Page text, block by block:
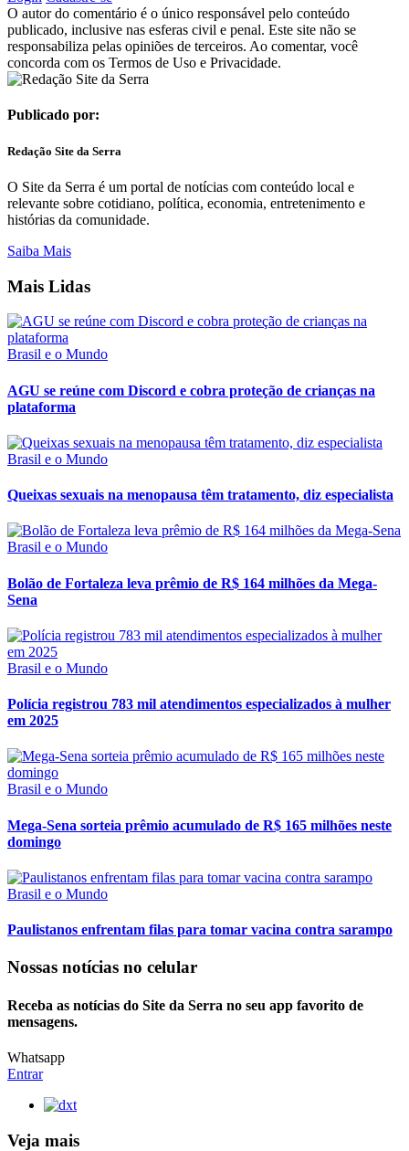
O autor do comentário é o único responsável pelo conteúdo
publicado, inclusive nas esferas civil e penal. Este site não se
responsabiliza pelas opiniões de terceiros. Ao comentar, você
concorda com os Termos de Uso e Privacidade.
Publicado por:
Redação Site da Serra
O Site da Serra é um portal de notícias com conteúdo local e
relevante sobre cotidiano, política, economia, entretenimento e
histórias da comunidade.
Saiba Mais
Mais Lidas
Brasil e o Mundo
AGU se reúne com Discord e cobra proteção de crianças na
plataforma
Brasil e o Mundo
Queixas sexuais na menopausa têm tratamento, diz especialista
Brasil e o Mundo
Bolão de Fortaleza leva prêmio de R$ 164 milhões da Mega-
Sena
Brasil e o Mundo
Polícia registrou 783 mil atendimentos especializados à mulher
em 2025
Brasil e o Mundo
Mega-Sena sorteia prêmio acumulado de R$ 165 milhões neste
domingo
Brasil e o Mundo
Paulistanos enfrentam filas para tomar vacina contra sarampo
Nossas notícias no celular
Receba as notícias do Site da Serra no seu app favorito de
mensagens.
Whatsapp
Entrar
Veja mais